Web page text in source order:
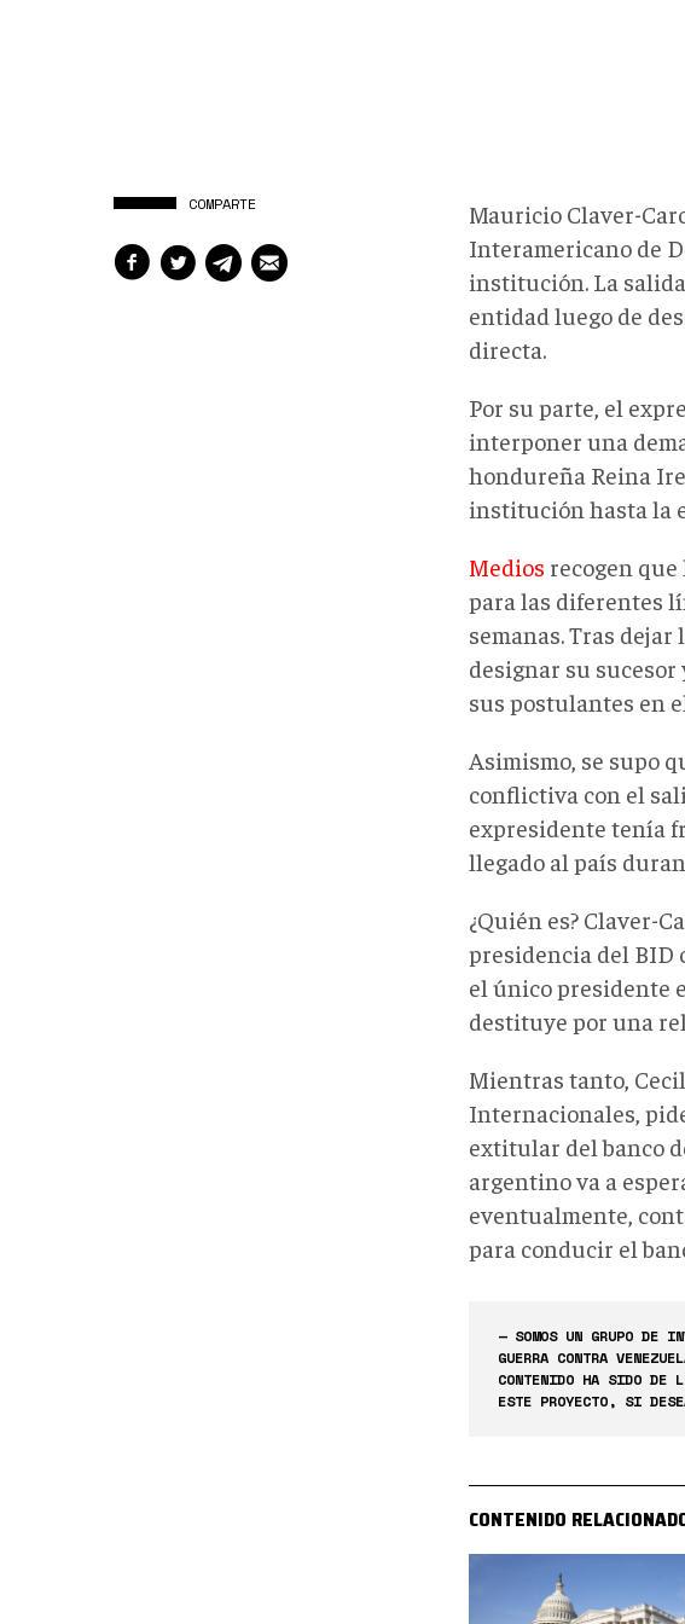
COMPARTE
Mauricio Claver-
Interamericano de
institución. La
entidad luego de
directa.
Por su parte, el
interponer una
hondureña Reina
institución hasta la
Medios recogen
para las diferentes
semanas. Tras
designar su sucesor
sus postulantes en
Asimismo, se supo
conflictiva con el
expresidente tenía
llegado al país
¿Quién es? Claver-
presidencia del BID
el único presidente
destituye por una
Mientras tanto,
Internacionales,
extitular del banco
argentino va a
eventualmente,
para conducir el
— SOMOS UN GRUPO DE
GUERRA CONTRA
CONTENIDO HA SIDO DE
ESTE PROYECTO, SI
CONTENIDO